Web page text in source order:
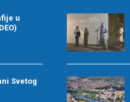
u
Svetog